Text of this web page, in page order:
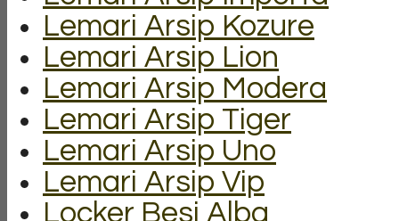
Lemari Arsip Kozure
Lemari Arsip Lion
Lemari Arsip Modera
Lemari Arsip Tiger
Lemari Arsip Uno
Lemari Arsip Vip
Locker Besi Alba